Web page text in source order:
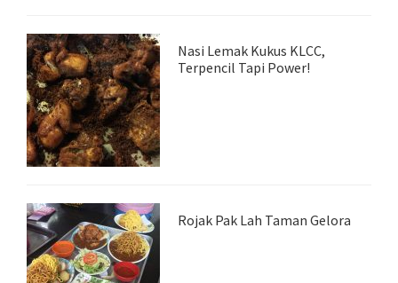
Nasi Lemak Kukus KLCC,
Terpencil Tapi Power!
Rojak Pak Lah Taman Gelora